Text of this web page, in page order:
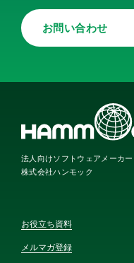
お問い合わせ
法人向けソフトウェアメーカー
株式会社ハンモック
お役立ち資料
メルマガ登録